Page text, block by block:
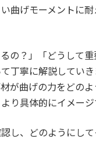
曲げモーメントに
の？」「どうして
丁寧に解説してい
が曲げの力をどの
り具体的にイメージ
し、どのようにし